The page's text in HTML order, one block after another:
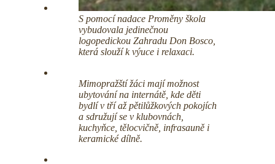
S pomocí nadace Proměny škola
vybudovala jedinečnou
logopedickou Zahradu Don Bosco,
která slouží k výuce i relaxaci.
Mimopražští žáci mají možnost
ubytování na internátě, kde děti
bydlí v tří až pětilůžkových pokojích
a sdružují se v klubovnách,
kuchyňce, tělocvičně, infrasauně i
keramické dílně.